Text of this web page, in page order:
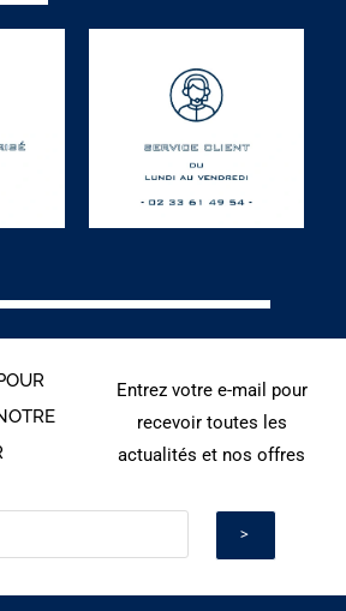
Entrez votre e-mail pour
recevoir toutes les
actualités et nos offres